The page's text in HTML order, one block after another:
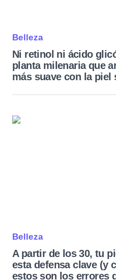
Belleza
Ni retinol ni ácido
planta milenaria que
más suave con la piel
Belleza
A partir de los 30, tu
esta defensa clave (y
estos son los errores